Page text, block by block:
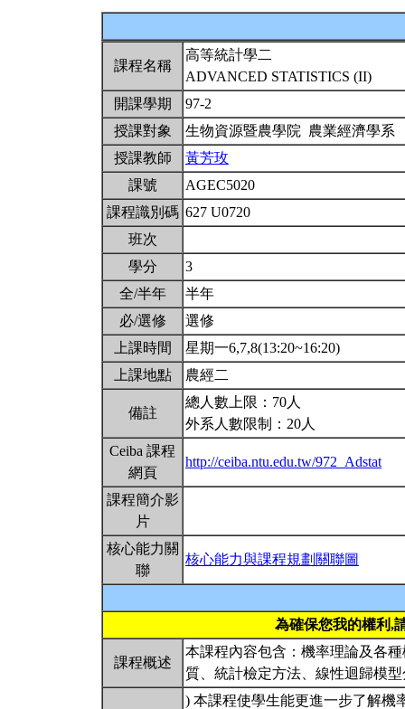
課程名稱
高等統計學二
ADVANCED STATISTICS (II)
開課學期
97-2
授課對象
生物資源暨農學院 農業經濟學系
授課教師
黃芳玫
課號
AGEC5020
課程識別碼 627 U0720
班次
學分
3
全/半年
半年
必/選修
選修
上課時間
星期一6,7,8(13:20~16:20)
上課地點
農經二
備註
總人數上限：70人
外系人數限制：20人
Ceiba 課程
網頁
http://ceiba.ntu.edu.tw/972_Adstat
課程簡介影
片
核心能力關
聯
核心能力與課程規劃關聯圖
為確保您我的權利,
課程概述
本課程內容包含：機率理論及各
質、統計檢定方法、線性迴歸模
) 本課程使學生能更進一步了解機